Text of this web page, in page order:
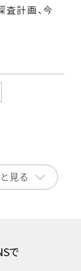
査計画、今
見る
で